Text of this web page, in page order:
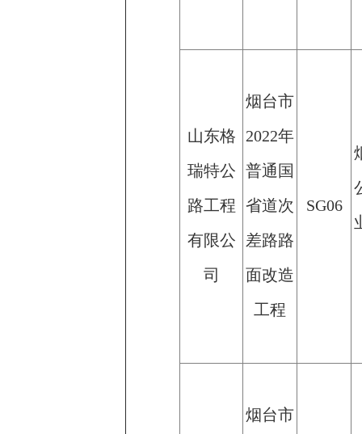
山东格
瑞特公
路工程
有限公
司
烟台市
2022年
普通国
省道次
差路路
面改造
工程
SG06
烟台市